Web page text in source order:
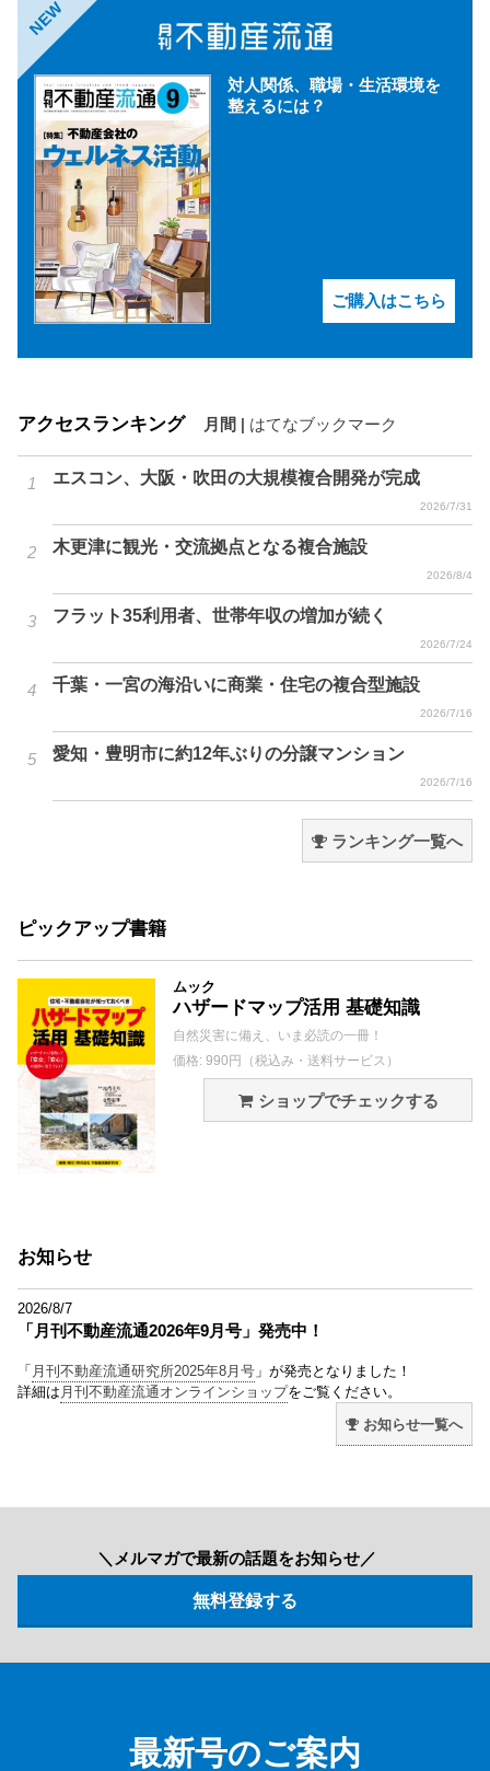
NEW
対人関係、職場・生活環境を
整えるには？
ご購入はこちら
アクセスランキング 月間 はてなブックマーク
エスコン、大阪・吹田の大規模複合開発が完成
2026/7/31
木更津に観光・交流拠点となる複合施設
2026/8/4
フラット35利用者、世帯年収の増加が続く
2026/7/24
千葉・一宮の海沿いに商業・住宅の複合型施設
2026/7/16
愛知・豊明市に約12年ぶりの分譲マンション
2026/7/16
ランキング一覧へ
ピックアップ書籍
ムック
ハザードマップ活用 基礎知識
自然災害に備え、いま必読の一冊！
価格: 990円（税込み・送料サービス）
ショップでチェックする
お知らせ
2026/8/7
「月刊不動産流通2026年9月号」発売中！
「 月刊不動産流通研究所2025年8月号 」が発売となりました！
詳細は 月刊不動産流通オンラインショップをご覧ください。
お知らせ一覧へ
＼メルマガで最新の話題をお知らせ／
最新号のご案内